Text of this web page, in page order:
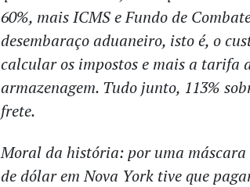
60%, mais ICMS e Fundo de
desembaraço aduaneiro, isto é, o
calcular os impostos e mais a tarifa
armazenagem. Tudo junto, 113%
frete.
Moral da história: por uma máscara
de dólar em Nova York tive que